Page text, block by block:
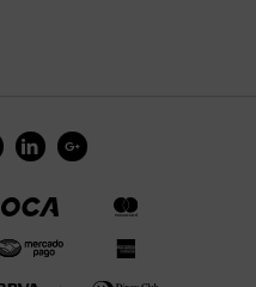
 